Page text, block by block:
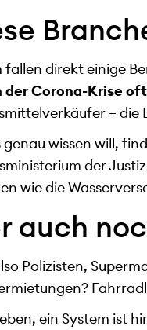
fallen direkt einige
der Corona-Krise
– die
genau wissen will,
der
wie die
auch
Polizisten,
ein System ist